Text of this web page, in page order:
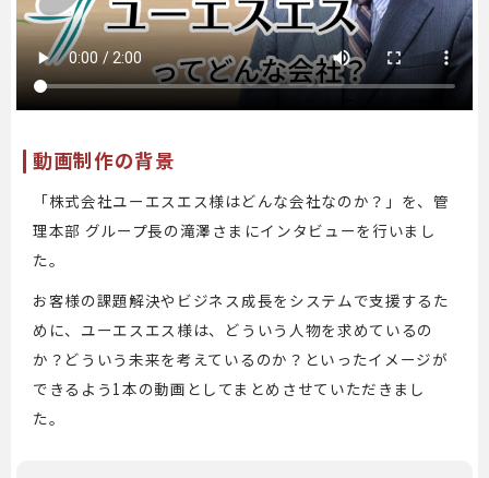
動画制作の背景
「株式会社ユーエスエス様はどんな会社なのか？」を、管
理本部 グループ長の滝澤さまにインタビューを行いまし
た。
お客様の課題解決やビジネス成長をシステムで支援するた
めに、ユーエスエス様は、どういう人物を求めているの
か？どういう未来を考えているのか？といったイメージが
できるよう1本の動画としてまとめさせていただきまし
た。